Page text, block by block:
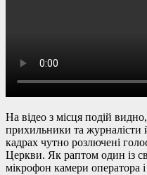
На відео з місця подій
прихильники та журналісти
кадрах чутно розлючені
Церкви. Як раптом один із
мікрофон камери оператора